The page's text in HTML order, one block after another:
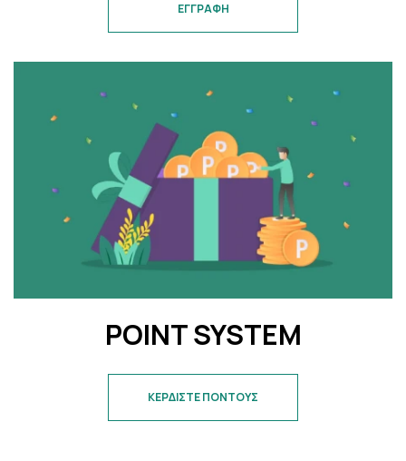
ΕΓΓΡΑΦΗ
POINT SYSTEM
ΚΕΡΔΙΣΤΕ ΠΟΝΤΟΥΣ